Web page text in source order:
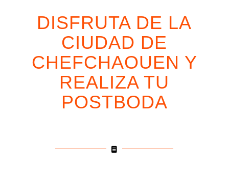
DISFRUTA DE LA
CIUDAD DE
CHEFCHAOUEN Y
REALIZA TU
POSTBODA